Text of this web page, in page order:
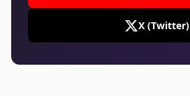
X (Twitter)